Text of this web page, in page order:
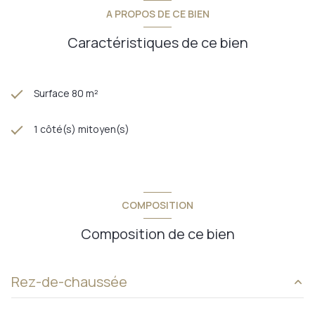
A PROPOS DE CE BIEN
Caractéristiques de ce bien
Surface 80 m²
1 côté(s) mitoyen(s)
COMPOSITION
Composition de ce bien
Rez-de-chaussée